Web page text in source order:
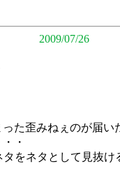
2009/07/26
た歪みねぇのが届い
・
をネタとして見抜け